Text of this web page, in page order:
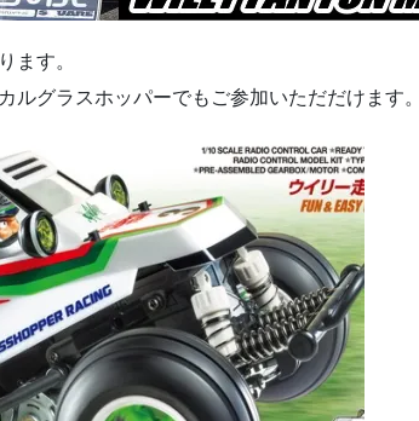
ます。
グラスホッパーでもご参加いただだけます。